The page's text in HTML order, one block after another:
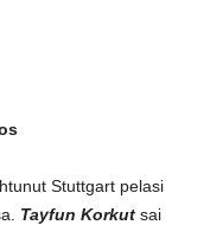
Stuttgart pelasi
Tayfun Korkut sai